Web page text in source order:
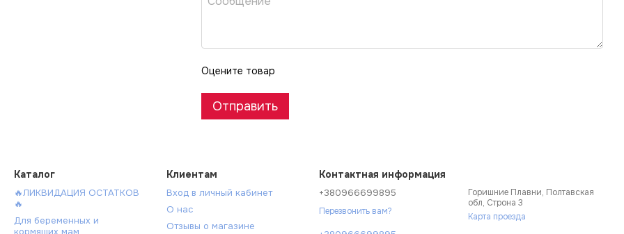
Оцените товар
Отправить
Каталог
🔥ЛИКВИДАЦИЯ ОСТАТКОВ
🔥
Для беременных и
кормящих мам
Клиентам
Вход в личный кабинет
О нас
Отзывы о магазине
Контактная информация
+380966699895
Перезвонить вам?
Горишние Плавни, Полтавская
обл, Строна 3
Карта проезда